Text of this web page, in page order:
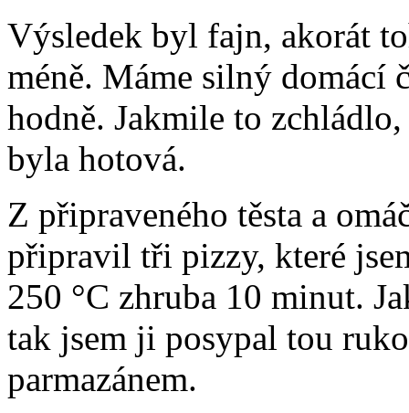
Výsledek byl fajn, akorát
méně. Máme silný domácí
hodně. Jakmile to
byla hotová.
Z připraveného těsta a
připravil tři pizzy, které
250 °C zhruba 10 minut.
tak jsem ji posypal tou
parmazánem.